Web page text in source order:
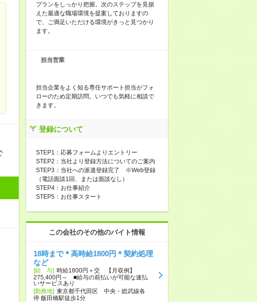
プランをしっかり把握。次のステップを見据
えた最適な職場環境を提案しておりますの
で、ご満足いただける環境がきっと見つかり
ます。
担当営業
担当企業をよく知る専任サポート担当がフォ
ローのため定期訪問。いつでも気軽に相談で
きます。
登録について
STEP1：応募フォームよりエントリー
STEP2：当社より登録方法についてのご案内
STEP3：当社への派遣登録完了 ※Web登録
（電話面談1回、または面談なし）
STEP4：お仕事紹介
STEP5：お仕事スタート
この会社のその他のバイト情報
18時まで＊高時給1800円＊契約処理
など
[給 与] 時給1800円＋交 【月収例】
275,400円～ ■給与の前払いが可能な速払
いサービスあり
[勤務地] 東京都千代田区 中央・総武線各
停 飯田橋駅徒歩1分